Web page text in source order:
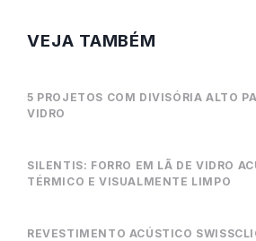
VEJA TAMBÉM
5 PROJETOS COM DIVISÓRIA ALTO
VIDRO
SILENTIS: FORRO EM LÃ DE VIDRO
TÉRMICO E VISUALMENTE LIMPO
REVESTIMENTO ACÚSTICO